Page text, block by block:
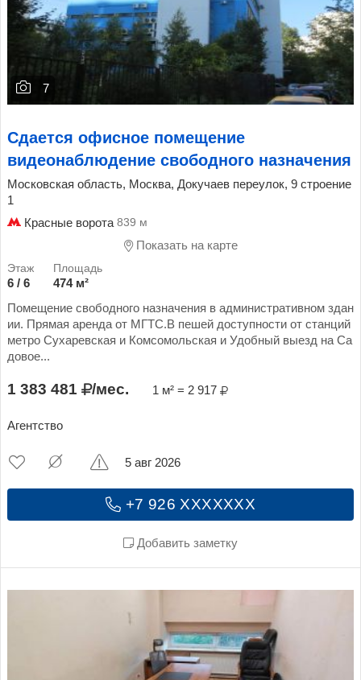
7
Сдается офисное помещение
видеонаблюдение свободного назначения
Московская область, Москва, Докучаев переулок, 9 строение
1
Красные ворота 839 м
Показать на карте
6 / 6
474 м²
Помещение свободного назначения в aдминистpативном здан
ии. Прямая арендa oт MГTC.В пешей доступности от станций
метро Сухаревская и Комсомольская и Удобный выезд на Са
довое...
1 383 481 /мес. 1 м² = 2 917
Агентство
+7 926 XXXXXXX
Добавить заметку
5 авг 2026